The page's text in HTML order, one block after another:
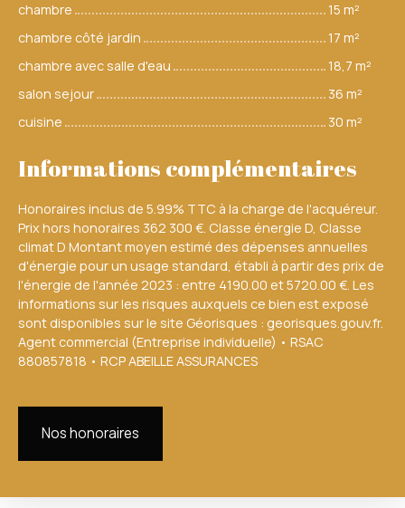
chambre
15 m²
chambre côté jardin
17 m²
chambre avec salle d'eau
18,7 m²
salon sejour
36 m²
cuisine
30 m²
Informations complémentaires
Honoraires inclus de 5.99% TTC à la charge de l'acquéreur.
Prix hors honoraires 362 300 €. Classe énergie D, Classe
climat D Montant moyen estimé des dépenses annuelles
d'énergie pour un usage standard, établi à partir des prix de
l'énergie de l'année 2023 : entre 4190.00 et 5720.00 €. Les
informations sur les risques auxquels ce bien est exposé
sont disponibles sur le site Géorisques : georisques.gouv.fr.
Agent commercial (Entreprise individuelle) • RSAC
880857818 • RCP ABEILLE ASSURANCES
Nos honoraires